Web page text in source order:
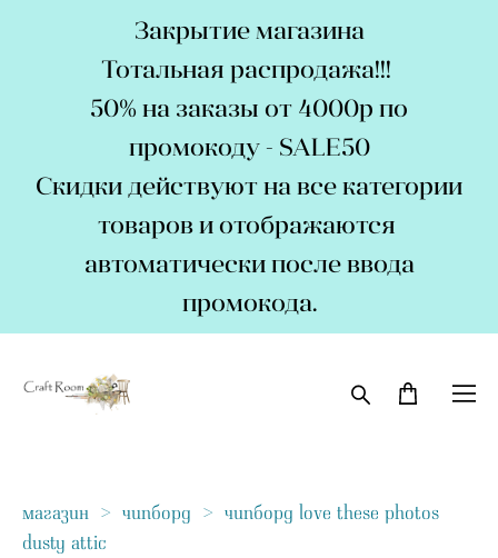
Закрытие магазина
Тотальная распродажа!!!
50% на заказы от 4000р по
промокоду - SALE50
Скидки действуют на все категории
товаров и отображаются
автоматически после ввода
промокода.
магазин > чипборд > чипборд love these photos
dusty attic